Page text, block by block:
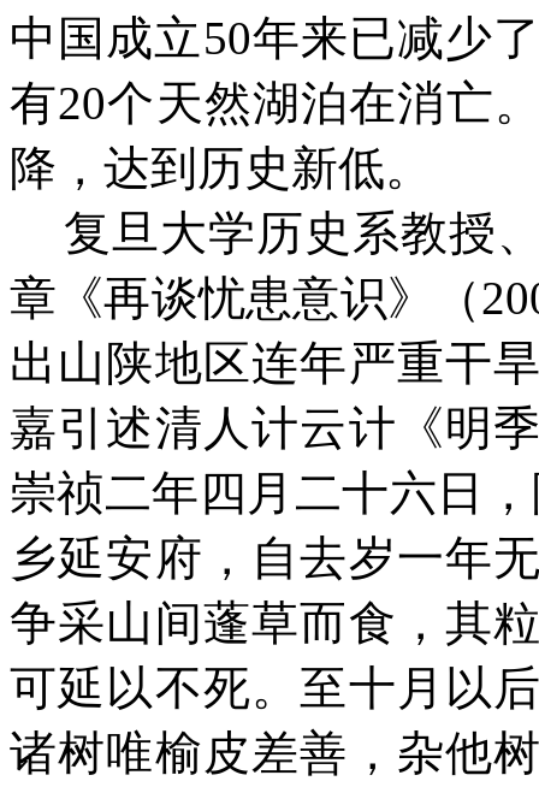
中国成立50年来已减少
有20个天然湖泊在消亡
降，达到历史新低。
复旦大学历史系教授
章《再谈忧患意识》（
出山陕地区连年严重干
嘉引述清人计云计《明
崇祯二年四月二十六日
乡延安府，自去岁一年
争采山间蓬草而食，其
可延以不死。至十月以
诸树唯榆皮差善，杂他